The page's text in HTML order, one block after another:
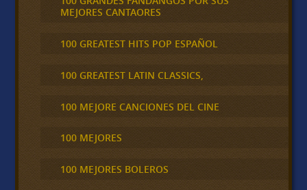
MEJORES CANTAORES
100 GREATEST HITS POP ESPAÑOL
100 GREATEST LATIN CLASSICS,
100 MEJORE CANCIONES DEL CINE
100 MEJORES
100 MEJORES BOLEROS